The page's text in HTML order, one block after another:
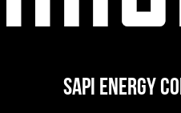
SAPI Energy